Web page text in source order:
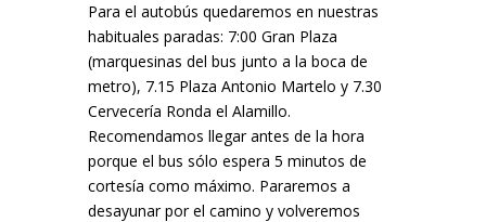
Para el autobús quedaremos en nuestras
habituales paradas: 7:00 Gran Plaza
(marquesinas del bus junto a la boca de
metro), 7.15 Plaza Antonio Martelo y 7.30
Cervecería Ronda el Alamillo.
Recomendamos llegar antes de la hora
porque el bus sólo espera 5 minutos de
cortesía como máximo. Pararemos a
desayunar por el camino y volveremos